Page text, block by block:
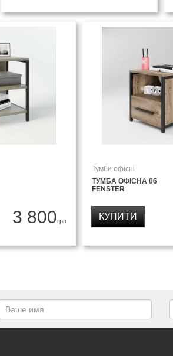
3 800грн
Тумби офісні
ТУМБА ОФІСНА 06
FENSTER
КУПИТИ